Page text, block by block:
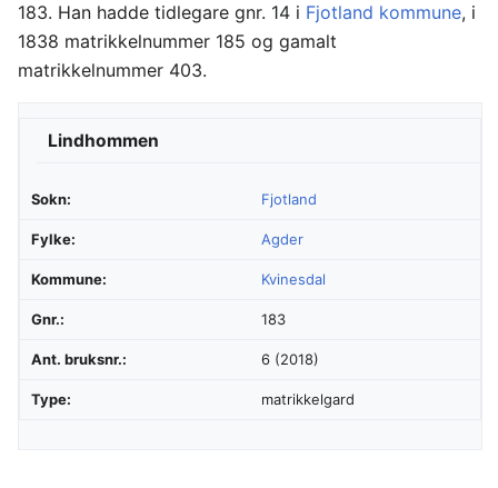
183. Han hadde tidlegare gnr. 14 i Fjotland kommune, i
1838 matrikkelnummer 185 og gamalt
matrikkelnummer 403.
Lindhommen
Sokn: Fjotland
Fylke: Agder
Kommune: Kvinesdal
Gnr.: 183
Ant. bruksnr.: 6 (2018)
Type: matrikkelgard